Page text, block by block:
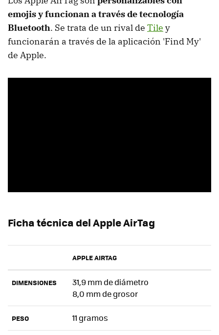
emojis y funcionan a través de tecnología
Bluetooth. Se trata de un rival de Tile y
funcionarán a través de la aplicación 'Find My'
de Apple.
Ficha técnica del Apple AirTag
APPLE AIRTAG
DIMENSIONES
31,9 mm de diámetro
8,0 mm de grosor
PESO 11 gramos